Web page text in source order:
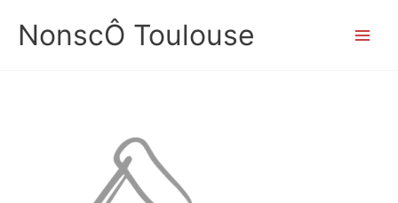
contenu
NonscÔ Toulouse